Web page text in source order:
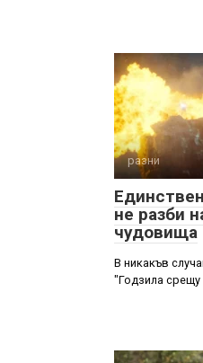
разни
не разби
чудовища
В никакъв
"Годзила срещу